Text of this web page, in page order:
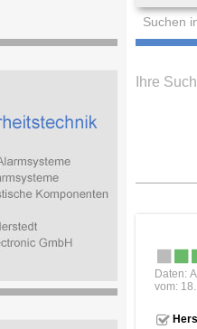
Suchen
Ihre
Daten:
vom: